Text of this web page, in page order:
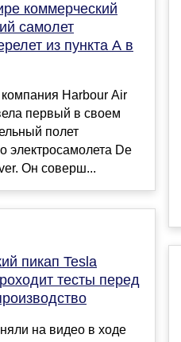
коммерческий
самолет
из пункта A в
Harbour Air
первый в своем
полет
электросамолета De
Он соверш...
пикап Tesla
тесты перед
на видео в ходе